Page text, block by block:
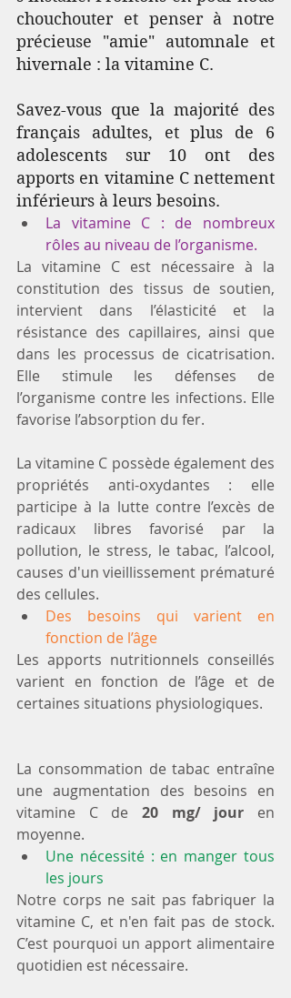
chouchouter et penser à notre
précieuse "amie" automnale et
hivernale : la vitamine C.
Savez-vous que la majorité des
français adultes, et plus de 6
adolescents sur 10 ont des
apports en vitamine C nettement
inférieurs à leurs besoins.
La vitamine C : de nombreux
rôles au niveau de l’organisme.
La vitamine C est nécessaire à la
constitution des tissus de soutien,
intervient dans l’élasticité et la
résistance des capillaires, ainsi que
dans les processus de cicatrisation.
Elle stimule les défenses de
l’organisme contre les infections. Elle
favorise l’absorption du fer.
La vitamine C possède également des
propriétés anti-oxydantes : elle
participe à la lutte contre l’excès de
radicaux libres favorisé par la
pollution, le stress, le tabac, l’alcool,
causes d'un vieillissement prématuré
des cellules.
Des besoins qui varient en
fonction de l’âge
Les apports nutritionnels conseillés
varient en fonction de l’âge et de
certaines situations physiologiques.
La consommation de tabac entraîne
une augmentation des besoins en
vitamine C de 20 mg/ jour en
moyenne.
Une nécessité : en manger tous
les jours
Notre corps ne sait pas fabriquer la
vitamine C, et n'en fait pas de stock.
C’est pourquoi un apport alimentaire
quotidien est nécessaire.